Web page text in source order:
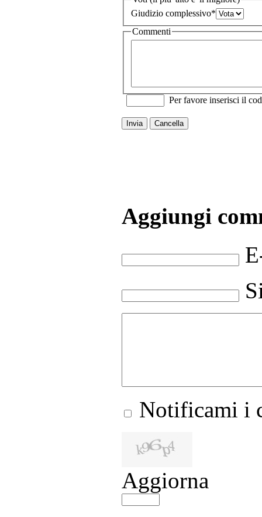
Giudizio complessivo*
Commenti
Per favore inserisci il
Invia Cancella
Aggiungi
Notificami i
Aggiorna